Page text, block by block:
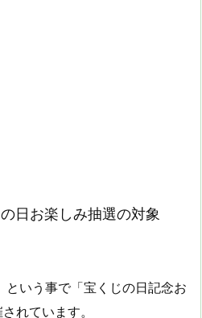
日お楽しみ抽選の対象
いう事で「宝くじの日記念お
れています。